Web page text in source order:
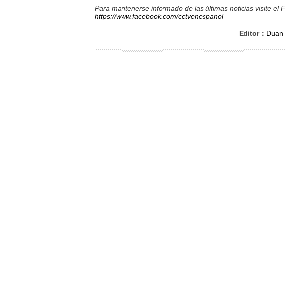
Para mantenerse informado de las últimas noticias visite el
https://www.facebook.com/cctvenespanol
Editor： Duan